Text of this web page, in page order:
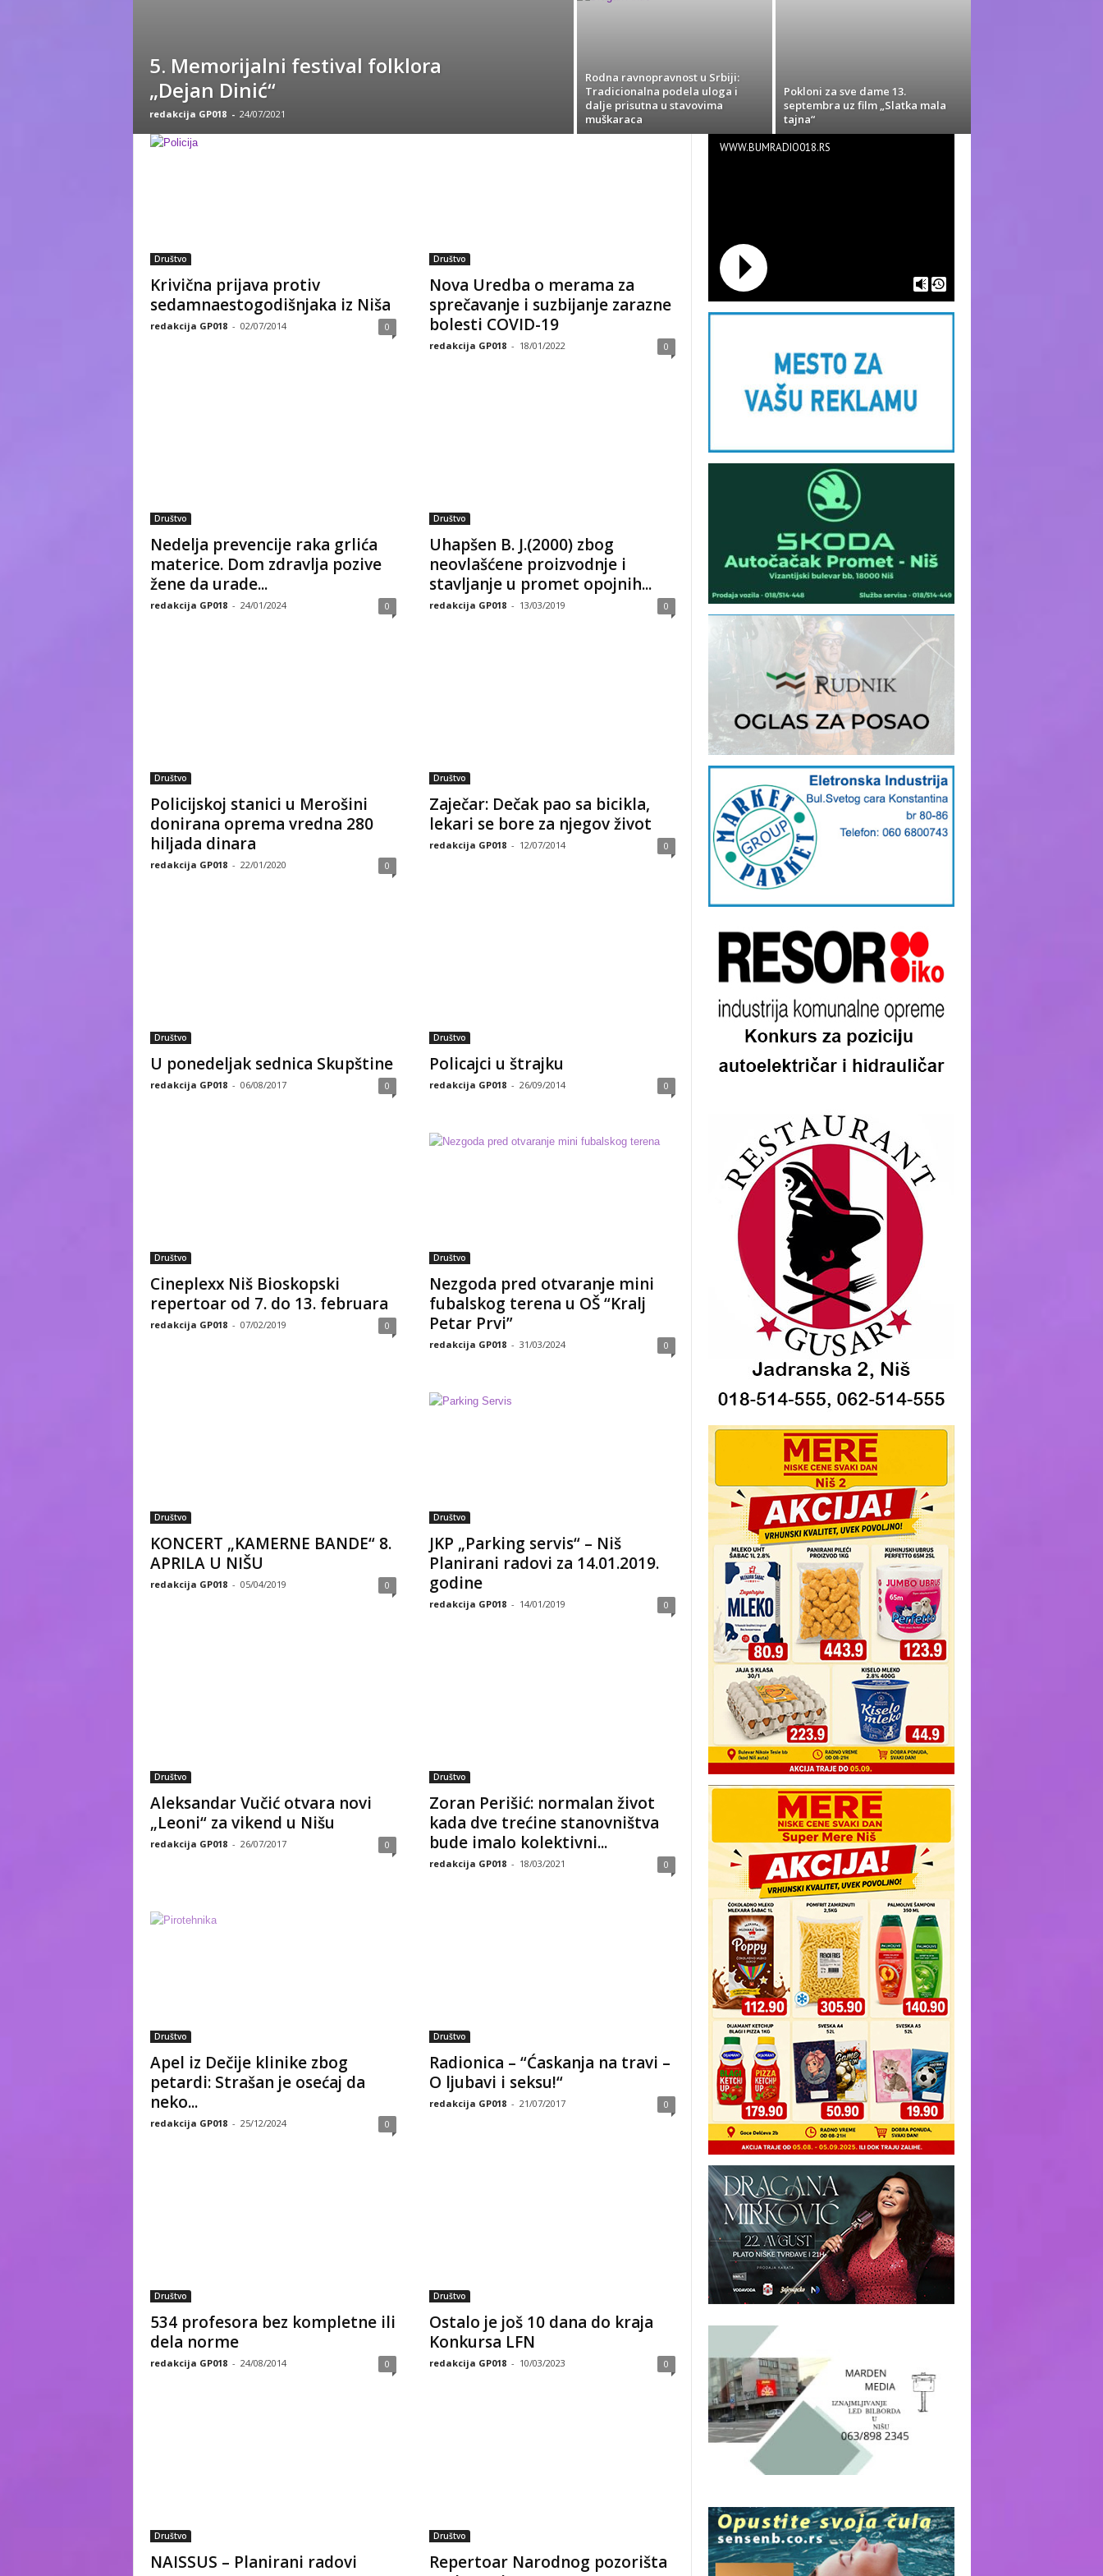
5. Memorijalni festival folklora
„Dejan Dinić“
redakcija GP018 - 24/07/2021
Rodna ravnopravnost u Srbiji:
Tradicionalna podela uloga i
dalje prisutna u stavovima
muškaraca
Pokloni za sve dame 13.
septembra uz film „Slatka mala
tajna“
Društvo
Krivična prijava protiv
sedamnaestogodišnjaka iz Niša
redakcija GP018 - 02/07/2014 0
Društvo
Nova Uredba o merama za
sprečavanje i suzbijanje zarazne
bolesti COVID-19
redakcija GP018 - 18/01/2022 0
Društvo
Nedelja prevencije raka grlića
materice. Dom zdravlja pozive
žene da urade...
redakcija GP018 - 24/01/2024 0
Društvo
Uhapšen B. J.(2000) zbog
neovlašćene proizvodnje i
stavljanje u promet opojnih...
redakcija GP018 - 13/03/2019 0
Društvo
Policijskoj stanici u Merošini
donirana oprema vredna 280
hiljada dinara
redakcija GP018 - 22/01/2020 0
Društvo
Zaječar: Dečak pao sa bicikla,
lekari se bore za njegov život
redakcija GP018 - 12/07/2014 0
Društvo
U ponedeljak sednica Skupštine
redakcija GP018 - 06/08/2017 0
Društvo
Policajci u štrajku
redakcija GP018 - 26/09/2014 0
Društvo
Cineplexx Niš Bioskopski
repertoar od 7. do 13. februara
redakcija GP018 - 07/02/2019 0
Društvo
Nezgoda pred otvaranje mini
fubalskog terena u OŠ “Kralj
Petar Prvi”
redakcija GP018 - 31/03/2024 0
Društvo
KONCERT „KAMERNE BANDE“ 8.
APRILA U NIŠU
redakcija GP018 - 05/04/2019 0
Društvo
JKP „Parking servis“ – Niš
Planirani radovi za 14.01.2019.
godine
redakcija GP018 - 14/01/2019 0
Društvo
Aleksandar Vučić otvara novi
„Leoni“ za vikend u Nišu
redakcija GP018 - 26/07/2017 0
Društvo
Zoran Perišić: normalan život
kada dve trećine stanovništva
bude imalo kolektivni...
redakcija GP018 - 18/03/2021 0
Društvo
Apel iz Dečije klinike zbog
petardi: Strašan je osećaj da
neko...
redakcija GP018 - 25/12/2024 0
Društvo
Radionica – “Ćaskanja na travi –
O ljubavi i seksu!“
redakcija GP018 - 21/07/2017 0
Društvo
534 profesora bez kompletne ili
dela norme
redakcija GP018 - 24/08/2014 0
Društvo
Ostalo je još 10 dana do kraja
Konkursa LFN
redakcija GP018 - 10/03/2023 0
Društvo
NAISSUS – Planirani radovi
Društvo
Repertoar Narodnog pozorišta
WWW.BUMRADIO018.RS